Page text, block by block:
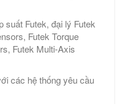
suất Futek, đại lý Futek
Futek Torque
Futek Multi-Axis
các hệ thống yêu cầu